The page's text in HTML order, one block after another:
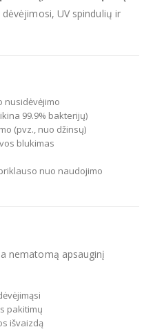
UV spindulių ir
nusidėvėjimo
99.9% bakterijų)
(pvz., nuo džinsų)
blukimas
nuo naudojimo
nematomą apsauginį
pakitimų
išvaizdą